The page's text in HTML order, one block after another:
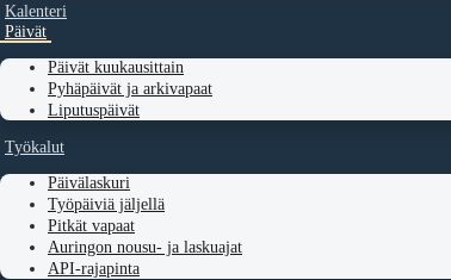
Kalenteri
Päivät
Päivät kuukausittain
Pyhäpäivät ja arkivapaat
Liputuspäivät
Työkalut
Päivälaskuri
Työpäiviä jäljellä
Pitkät vapaat
Auringon nousu- ja laskuajat
API-rajapinta